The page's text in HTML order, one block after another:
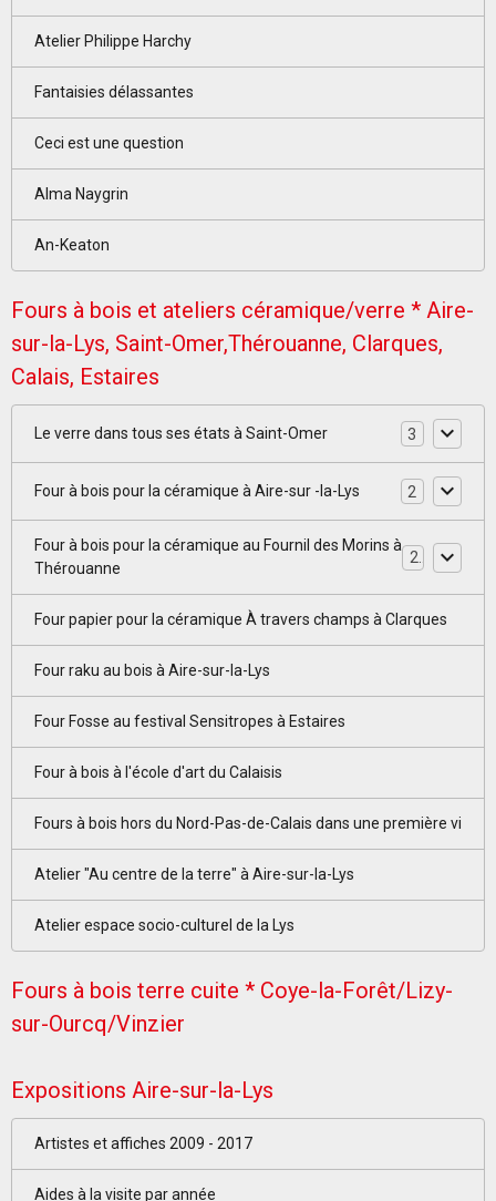
Atelier Philippe Harchy
Fantaisies délassantes
Ceci est une question
Alma Naygrin
An-Keaton
Fours à bois et ateliers céramique/verre * Aire-
sur-la-Lys, Saint-Omer,Thérouanne, Clarques,
Calais, Estaires
Le verre dans tous ses états à Saint-Omer 3
Four à bois pour la céramique à Aire-sur -la-Lys 2
Four à bois pour la céramique au Fournil des Morins à
Thérouanne
Four papier pour la céramique À travers champs à Clarques
Four raku au bois à Aire-sur-la-Lys
Four Fosse au festival Sensitropes à Estaires
Four à bois à l'école d'art du Calaisis
Fours à bois hors du Nord-Pas-de-Calais dans une première vi
Atelier "Au centre de la terre" à Aire-sur-la-Lys
Atelier espace socio-culturel de la Lys
Fours à bois terre cuite * Coye-la-Forêt/Lizy-
sur-Ourcq/Vinzier
Expositions Aire-sur-la-Lys
Artistes et affiches 2009 - 2017
Aides à la visite par année